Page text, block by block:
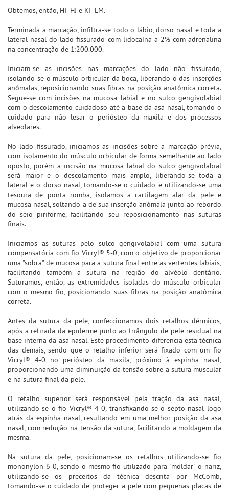
Obtemos, então, HI=HJ e KI=LM.
Terminada a marcação, infiltra-se todo o lábio, dorso nasal e toda a
lateral nasal do lado fissurado com lidocaína a 2% com adrenalina
na concentração de 1:200.000.
Iniciam-se as incisões nas marcações do lado não fissurado,
isolando-se o músculo orbicular da boca, liberando-o das inserções
anômalas, reposicionando suas fibras na posição anatômica correta.
Segue-se com incisões na mucosa labial e no sulco gengivolabial
com o descolamento cuidadoso até a base da asa nasal, tomando o
cuidado para não lesar o periósteo da maxila e dos processos
alveolares.
No lado fissurado, iniciamos as incisões sobre a marcação prévia,
com isolamento do músculo orbicular de forma semelhante ao lado
oposto, porém a incisão na mucosa labial do sulco gengivolabial
será maior e o descolamento mais amplo, liberando-se toda a
lateral e o dorso nasal, tomando-se o cuidado e utilizando-se uma
tesoura de ponta romba, isolamos a cartilagem alar da pele e
mucosa nasal, soltando-a de sua inserção anômala junto ao rebordo
do seio piriforme, facilitando seu reposicionamento nas suturas
finais.
Iniciamos as suturas pelo sulco gengivolabial com uma sutura
compensatória com fio Vicryl® 5-0, com o objetivo de proporcionar
uma "sobra" de mucosa para a sutura final entre as vertentes labiais,
facilitando também a sutura na região do alvéolo dentário.
Suturamos, então, as extremidades isoladas do músculo orbicular
com o mesmo fio, posicionando suas fibras na posição anatômica
correta.
Antes da sutura da pele, confeccionamos dois retalhos dérmicos,
após a retirada da epiderme junto ao triângulo de pele residual na
base interna da asa nasal. Este procedimento diferencia esta técnica
das demais, sendo que o retalho inferior será fixado com um fio
Vicryl® 4-0 no periósteo da maxila, próximo à espinha nasal,
proporcionando uma diminuição da tensão sobre a sutura muscular
e na sutura final da pele.
O retalho superior será responsável pela tração da asa nasal,
utilizando-se o fio Vicryl® 4-0, transfixando-se o septo nasal logo
atrás da espinha nasal, resultando em uma melhor posição da asa
nasal, com redução na tensão da sutura, facilitando a moldagem da
mesma.
Na sutura da pele, posicionam-se os retalhos utilizando-se fio
mononylon 6-0, sendo o mesmo fio utilizado para "moldar" o nariz,
utilizando-se os preceitos da técnica descrita por McComb,
tomando-se o cuidado de proteger a pele com pequenas placas de